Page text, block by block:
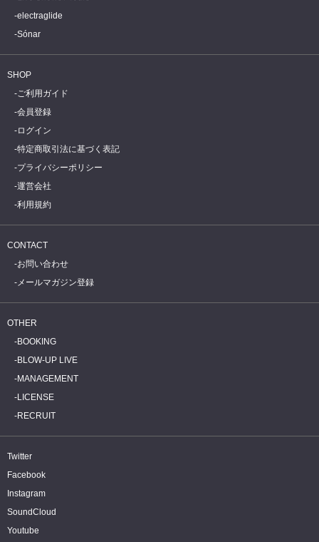
electraglide
Sónar
SHOP
ご利用ガイド
会員登録
ログイン
特定商取引法に基づく表記
プライバシーポリシー
運営会社
利用規約
CONTACT
お問い合わせ
メールマガジン登録
OTHER
BOOKING
BLOW-UP LIVE
MANAGEMENT
LICENSE
RECRUIT
Twitter
Facebook
Instagram
SoundCloud
Youtube